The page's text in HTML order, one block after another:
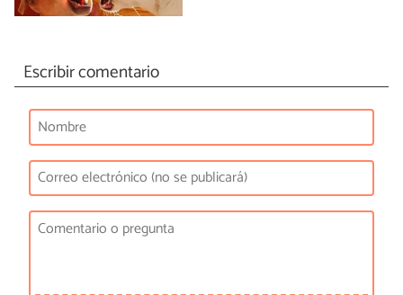
Escribir comentario